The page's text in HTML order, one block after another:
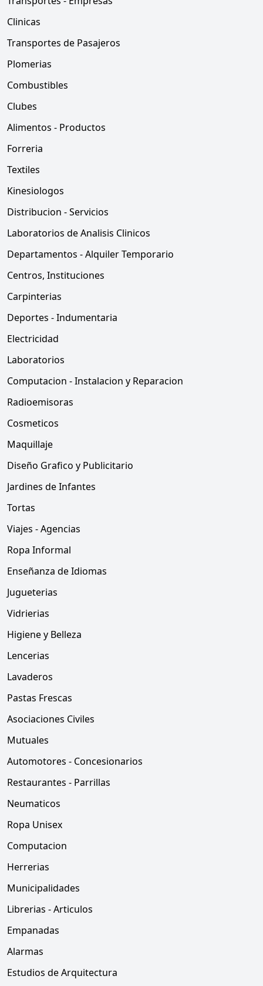
Clinicas
Transportes de Pasajeros
Plomerias
Combustibles
Clubes
Alimentos - Productos
Forreria
Textiles
Kinesiologos
Distribucion - Servicios
Laboratorios de Analisis Clinicos
Departamentos - Alquiler Temporario
Centros, Instituciones
Carpinterias
Deportes - Indumentaria
Electricidad
Laboratorios
Computacion - Instalacion y Reparacion
Radioemisoras
Cosmeticos
Maquillaje
Diseño Grafico y Publicitario
Jardines de Infantes
Tortas
Viajes - Agencias
Ropa Informal
Enseñanza de Idiomas
Jugueterias
Vidrierias
Higiene y Belleza
Lencerias
Lavaderos
Pastas Frescas
Asociaciones Civiles
Mutuales
Automotores - Concesionarios
Restaurantes - Parrillas
Neumaticos
Ropa Unisex
Computacion
Herrerias
Municipalidades
Librerias - Articulos
Empanadas
Alarmas
Estudios de Arquitectura